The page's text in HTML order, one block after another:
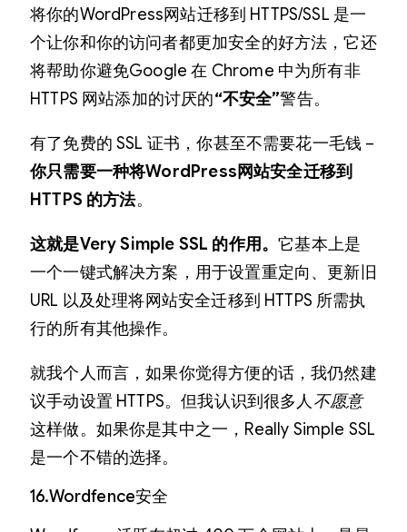
将你的WordPress网站迁移到 HTTPS/SSL 是一
个让你和你的访问者都更加安全的好方法，它还
将帮助你避免Google 在 Chrome 中为所有非
HTTPS 网站添加的讨厌的“不安全”警告。
有了免费的 SSL 证书，你甚至不需要花一毛钱 –
你只需要一种将WordPress网站安全迁移到
HTTPS 的方法。
这就是Very Simple SSL 的作用。它基本上是
一个一键式解决方案，用于设置重定向、更新旧
URL 以及处理将网站安全迁移到 HTTPS 所需执
行的所有其他操作。
就我个人而言，如果你觉得方便的话，我仍然建
议手动设置 HTTPS。但我认识到很多人 不愿意
这样做。如果你是其中之一，Really Simple SSL
是一个不错的选择。
16.Wordfence安全